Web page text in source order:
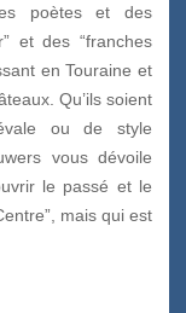
poètes et des
et des “franches
en Touraine et
Qu’ils soient
ou de style
vous dévoile
le passé et le
mais qui est